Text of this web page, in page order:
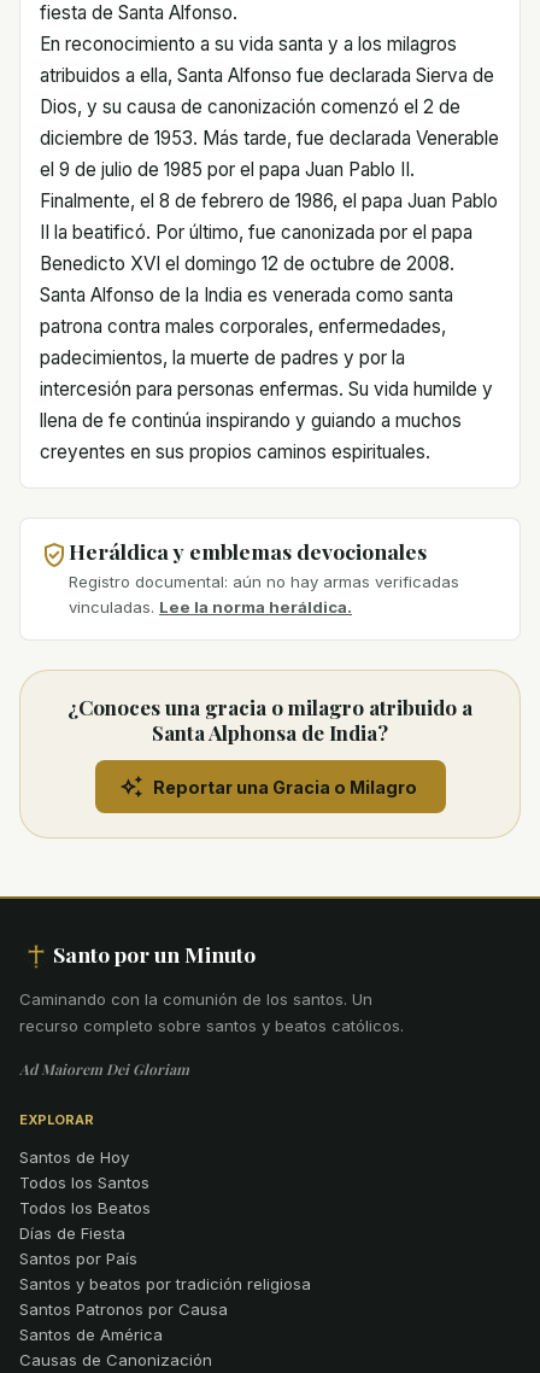
fiesta de Santa Alfonso.
En reconocimiento a su vida santa y a los milagros
atribuidos a ella, Santa Alfonso fue declarada Sierva de
Dios, y su causa de canonización comenzó el 2 de
diciembre de 1953. Más tarde, fue declarada Venerable
el 9 de julio de 1985 por el papa Juan Pablo II.
Finalmente, el 8 de febrero de 1986, el papa Juan Pablo
II la beatificó. Por último, fue canonizada por el papa
Benedicto XVI el domingo 12 de octubre de 2008.
Santa Alfonso de la India es venerada como santa
patrona contra males corporales, enfermedades,
padecimientos, la muerte de padres y por la
intercesión para personas enfermas. Su vida humilde y
llena de fe continúa inspirando y guiando a muchos
creyentes en sus propios caminos espirituales.
Heráldica y emblemas devocionales
Registro documental: aún no hay armas verificadas
vinculadas. Lee la norma heráldica.
¿Conoces una gracia o milagro atribuido a
Santa Alphonsa de India?
Reportar una Gracia o Milagro
Santo por un Minuto
Caminando con la comunión de los santos. Un
recurso completo sobre santos y beatos católicos.
Ad Maiorem Dei Gloriam
EXPLORAR
Santos de Hoy
Todos los Santos
Todos los Beatos
Días de Fiesta
Santos por País
Santos y beatos por tradición religiosa
Santos Patronos por Causa
Santos de América
Causas de Canonización